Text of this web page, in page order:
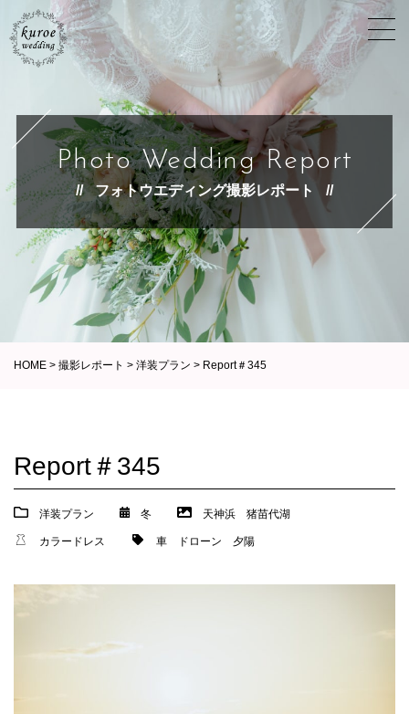
Photo Wedding Report
フォトウエディング撮影レポート
HOME > 撮影レポート > 洋装プラン > Report＃345
Report＃345
洋装プラン 冬 天神浜 猪苗代湖
カラードレス 車 ドローン 夕陽